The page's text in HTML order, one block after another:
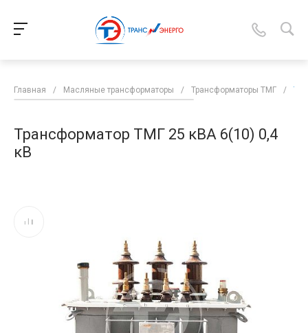
Главная / Масляные трансформаторы / Трансформаторы ТМГ /
Трансформатор ТМГ 25 кВА 6(10) 0,4
кВ